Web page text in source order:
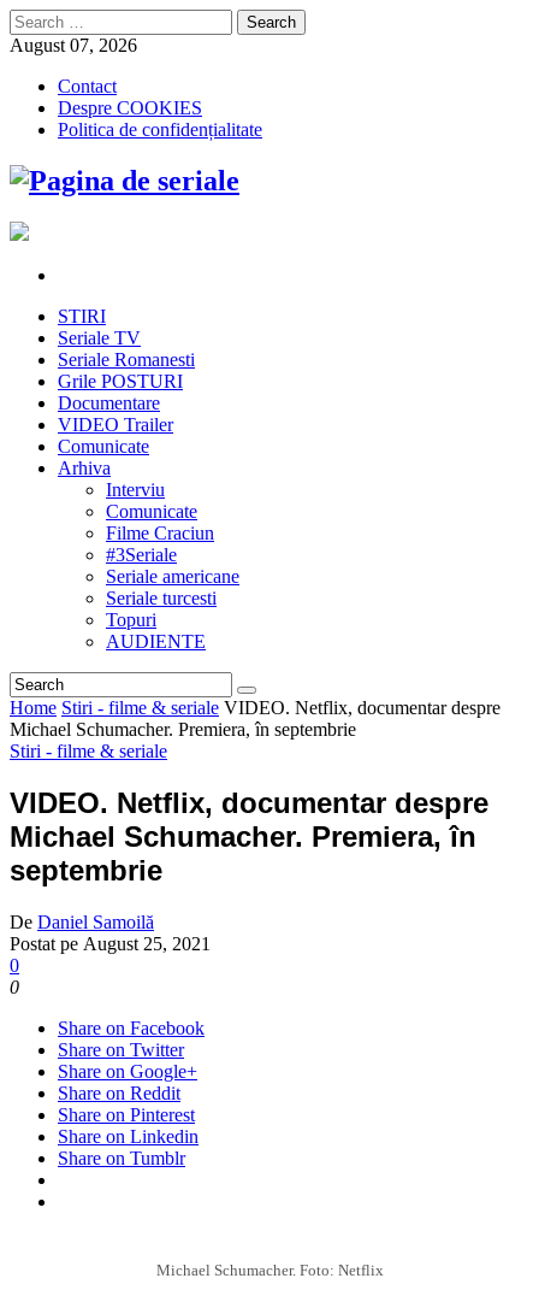
Search
for:
August 07, 2026
Contact
Despre COOKIES
Politica de confidențialitate
STIRI
Seriale TV
Seriale Romanesti
Grile POSTURI
Documentare
VIDEO Trailer
Comunicate
Arhiva
Interviu
Comunicate
Filme Craciun
#3Seriale
Seriale americane
Seriale turcesti
Topuri
AUDIENTE
Home Stiri - filme & seriale VIDEO. Netflix, documentar despre
Michael Schumacher. Premiera, în septembrie
Stiri - filme & seriale
VIDEO. Netflix, documentar despre
Michael Schumacher. Premiera, în
septembrie
De Daniel Samoilă
Postat pe August 25, 2021
0
0
Share on Facebook
Share on Twitter
Share on Google+
Share on Reddit
Share on Pinterest
Share on Linkedin
Share on Tumblr
Michael Schumacher. Foto: Netflix